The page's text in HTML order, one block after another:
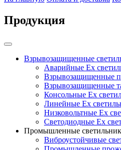
Продукция
Взрывозащищенные
Аварийные Ex
Взрывозащищенные
Взрывозащищенные
Консольные Ех
Линейные Ex
Низковольтные Ex
Светодиодные Ex
Промышленные
Виброустойчивые